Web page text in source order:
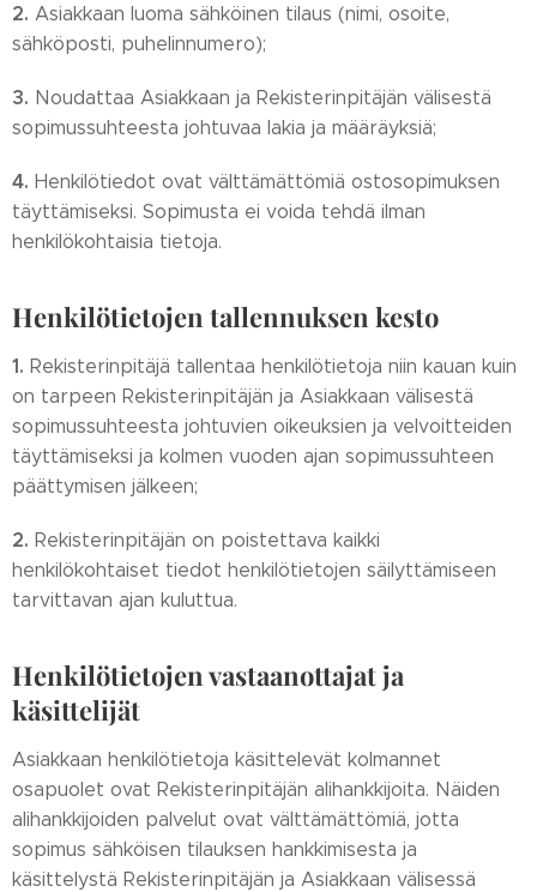
2. Asiakkaan luoma sähköinen tilaus (nimi, osoite,
sähköposti, puhelinnumero);
3. Noudattaa Asiakkaan ja Rekisterinpitäjän välisestä
sopimussuhteesta johtuvaa lakia ja määräyksiä;
4. Henkilötiedot ovat välttämättömiä ostosopimuksen
täyttämiseksi. Sopimusta ei voida tehdä ilman
henkilökohtaisia tietoja.
Henkilötietojen tallennuksen kesto
1. Rekisterinpitäjä tallentaa henkilötietoja niin kauan kuin
on tarpeen Rekisterinpitäjän ja Asiakkaan välisestä
sopimussuhteesta johtuvien oikeuksien ja velvoitteiden
täyttämiseksi ja kolmen vuoden ajan sopimussuhteen
päättymisen jälkeen;
2. Rekisterinpitäjän on poistettava kaikki
henkilökohtaiset tiedot henkilötietojen säilyttämiseen
tarvittavan ajan kuluttua.
Henkilötietojen vastaanottajat ja
käsittelijät
Asiakkaan henkilötietoja käsittelevät kolmannet
osapuolet ovat Rekisterinpitäjän alihankkijoita. Näiden
alihankkijoiden palvelut ovat välttämättömiä, jotta
sopimus sähköisen tilauksen hankkimisesta ja
käsittelystä Rekisterinpitäjän ja Asiakkaan välisessä